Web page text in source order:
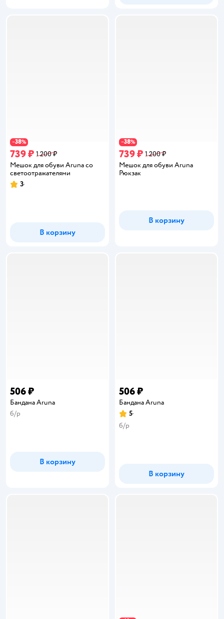
−38%
739 ₽ 1 200 ₽
Мешок для обуви Aruna со
светоотражателями
Рейтинг:
3
В корзину
−38%
739 ₽ 1 200 ₽
Мешок для обуви Aruna
Рюкзак
В корзину
506 ₽
Бандана Aruna
б/р
В корзину
506 ₽
Бандана Aruna
Рейтинг:
5
б/р
В корзину